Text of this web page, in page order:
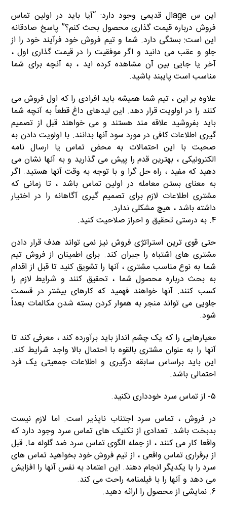
این س ageال قدیمی وجود دارد: “آیا باید در اولین تماس
فروش درباره قیمت گذاری محصول بحث کنم؟” پاسخ صادقانه
این است: بستگی دارد. شما و تیم فروش خود فرآیند خود را از
جلو و عقب می دانید و اگر موفقیت را در قیمت گذاری اول ،
آخر یا جایی بین آن مشاهده کرده اید ، به آنچه برای شما
مناسب است پایبند باشید.
علاوه بر این ، تیم شما همیشه باید افرادی را که اول فروش می
کنند را در اولویت قرار دهد. این لیدهای داغ قطعاً به آنچه شما
باید بفروشید علاقه مند هستند و می خواهند قبل از تصمیم
گیری اطلاعات کافی در مورد سود آنها بدانند. با اولویت دادن به
صحبت با این احتمالات به محض تماس یا ارسال نامه
الکترونیکی ، بهترین قدم را پیش می گذارید و به آنها نشان می
دهید که مفید ، راه حل گرا و با توجه به وقت آنها هستید. اگر
به معنای بستن معامله در اولین تماس باشد ، تا زمانی که
مشتری اطلاعات لازم برای تصمیم گیری آگاهانه را در اختیار
داشته باشد ، هیچ مشکلی ندارد.
۴. به درستی تحقیق و احراز صلاحیت کنید.
حتی قوی ترین استراتژی فروش نیز نمی تواند هدف قرار دادن
مشتری های اشتباه را جبران کند. برای اطمینان از فروش تیم
شما به نوع مناسب مشتری ، آنها را تشویق کنید تا قبل از اقدام
به بحث درباره محصول شما ، تحقیق کنند و شرایط لازم را
کسب کنند. آنها خواهند فهمید که کارهای بیشتر در قسمت
جلویی می تواند منجر به هموار کردن بسته شدن مکالمات بعداً
شود.
معیارهایی را که یک چشم انداز باید برآورده کند ، معرفی کند تا
آنها را به عنوان مشتری بالقوه با احتمال بالا واجد شرایط کند.
این باید براساس سابقه درگیری و اطلاعات جمعیتی یک فرد
احتمالی باشد.
۵- از تماس سرد خودداری نکنید.
در فروش ، تماس سرد اجتناب ناپذیر است. اما لازم نیست
بدبخت باشد. تعدادی از تکنیک های تماس سرد وجود دارد که
واقعا کار می کنند ، از جمله الگوی تماس سرد ضد گلوله ما. قبل
از برقراری تماس واقعی ، از تیم فروش خود بخواهید تماس های
سرد را با یکدیگر انجام دهند. این اعتماد به نفس آنها را افزایش
می دهد و آنها را با فیلمنامه راحت می کند.
۶. نمایشی از محصول را ارائه دهید.